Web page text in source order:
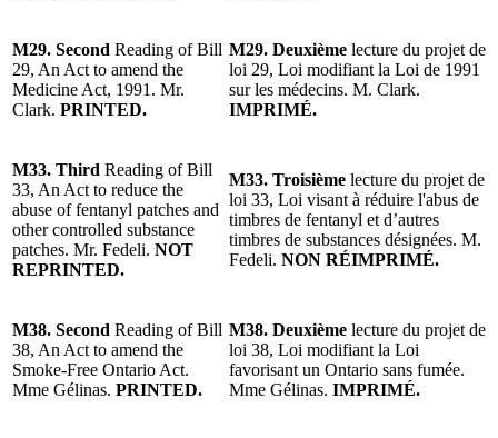
M29. Second Reading of Bill
29, An Act to amend the
Medicine Act, 1991. Mr.
Clark. PRINTED.
M29. Deuxième lecture du projet de
loi 29, Loi modifiant la Loi de 1991
sur les médecins. M. Clark.
IMPRIMÉ.
M33. Third Reading of Bill
33, An Act to reduce the
abuse of fentanyl patches and
other controlled substance
patches. Mr. Fedeli. NOT
REPRINTED.
M33. Troisième lecture du projet de
loi 33, Loi visant à réduire l'abus de
timbres de fentanyl et d’autres
timbres de substances désignées. M.
Fedeli. NON RÉIMPRIMÉ.
M38. Second Reading of Bill
38, An Act to amend the
Smoke-Free Ontario Act.
Mme Gélinas. PRINTED.
M38. Deuxième lecture du projet de
loi 38, Loi modifiant la Loi
favorisant un Ontario sans fumée.
Mme Gélinas. IMPRIMÉ.